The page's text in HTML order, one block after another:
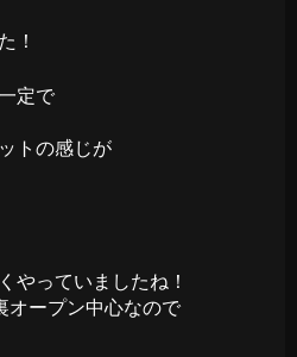
！
定で
トの感じが
やっていましたね！
オープン中心なので